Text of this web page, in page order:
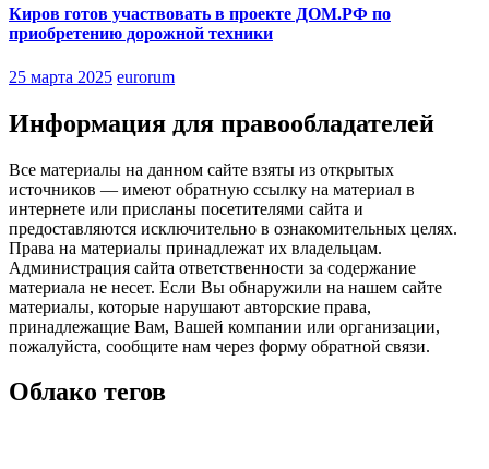
Киров готов участвовать в проекте ДОМ.РФ по
приобретению дорожной техники
25 марта 2025 eurorum
Информация для правообладателей
Все материалы на данном сайте взяты из открытых
источников — имеют обратную ссылку на материал в
интернете или присланы посетителями сайта и
предоставляются исключительно в ознакомительных целях.
Права на материалы принадлежат их владельцам.
Администрация сайта ответственности за содержание
материала не несет. Если Вы обнаружили на нашем сайте
материалы, которые нарушают авторские права,
принадлежащие Вам, Вашей компании или организации,
пожалуйста, сообщите нам через форму обратной связи.
Облако тегов